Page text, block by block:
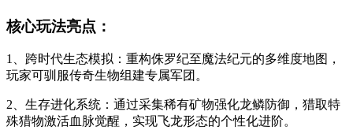
核心玩法亮点：
1、跨时代生态模拟：重构侏罗纪至魔法纪元的多维度地图，
玩家可驯服传奇生物组建专属军团。
2、生存进化系统：通过采集稀有矿物强化龙鳞防御，猎取特
殊猎物激活血脉觉醒，实现飞龙形态的个性化进阶。